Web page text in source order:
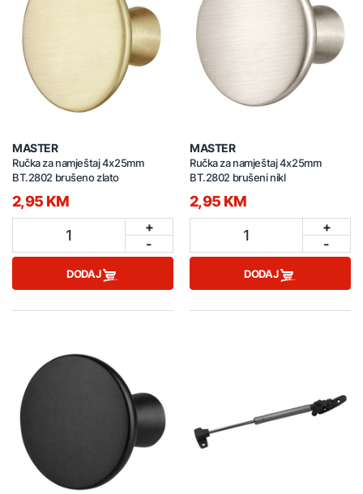
MASTER
Ručka za namještaj 4x25mm
BT.2802 brušeno zlato
2,95 KM
1
+
-
DODAJ
MASTER
Ručka za namještaj 4x25mm
BT.2802 brušeni nikl
2,95 KM
1
+
-
DODAJ